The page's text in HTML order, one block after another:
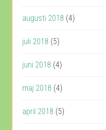
augusti 2018 (4)
juli 2018 (5)
juni 2018 (4)
maj 2018 (4)
april 2018 (5)